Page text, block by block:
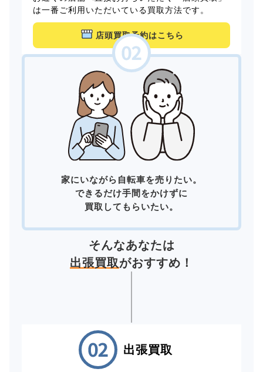
は一番ご利用いただいている買取方法です。
店頭買取予約はこちら
家にいながら自転車を売りたい。
できるだけ手間をかけずに
買取してもらいたい。
そんなあなたは
出張買取がおすすめ！
出張買取